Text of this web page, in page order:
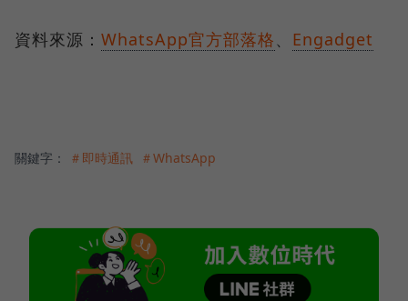
資料來源： WhatsApp官方部落格、 Engadget
關鍵字： ＃即時通訊 ＃WhatsApp